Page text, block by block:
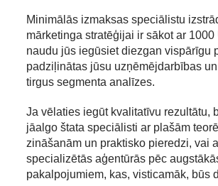
Minimālās izmaksas speciālistu
mārketinga stratēģijai ir sākot ar
naudu jūs iegūsiet diezgan vispārīgu
padziļinātas jūsu uzņēmējdarbības
tirgus segmenta analīzes.
Ja vēlaties iegūt kvalitatīvu rezultātu,
jāalgo štata speciālisti ar plašām
zināšanām un praktisko pieredzi, vai
specializētās aģentūrās pēc
pakalpojumiem, kas, visticamāk, būs